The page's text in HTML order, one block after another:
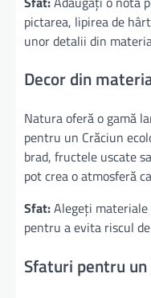
pictarea, lipirea de
unor detalii din
Decor din
Natura oferă o gamă
pentru un Crăciun
brad, fructele uscate
pot crea o atmosferă
Sfat:Alegeți
pentru a evita riscul
Sfaturi pentru